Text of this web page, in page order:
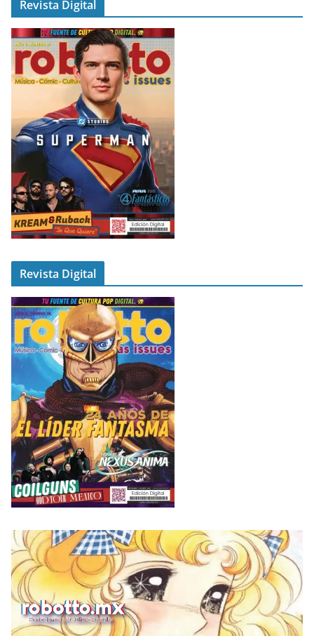
Revista Digital
Revista Digital